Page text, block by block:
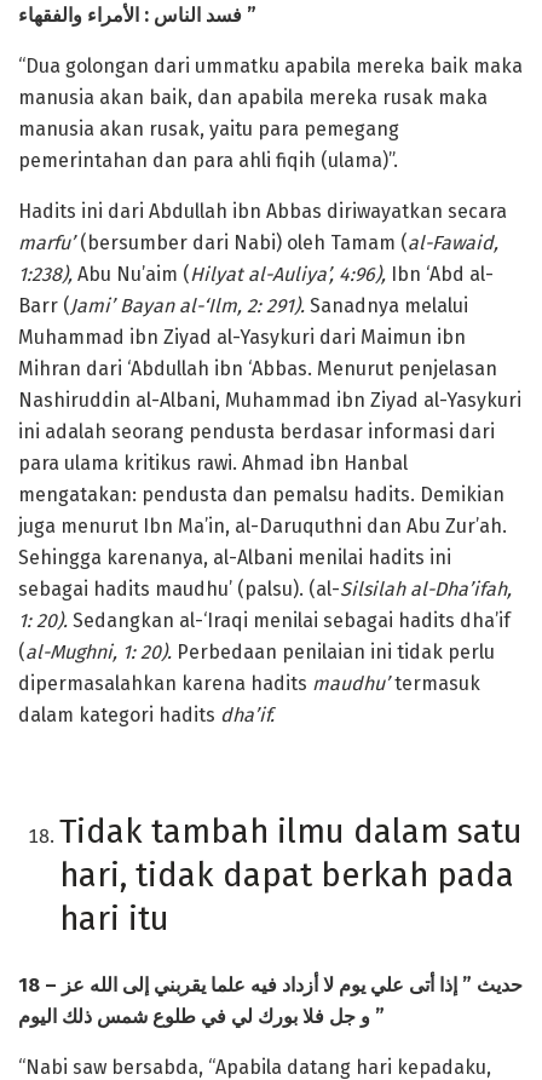
فسد الناس : الأمراء والفقهاء ”
“Dua golongan dari ummatku apabila mereka baik maka
manusia akan baik, dan apabila mereka rusak maka
manusia akan rusak, yaitu para pemegang
pemerintahan dan para ahli fiqih (ulama)”.
Hadits ini dari Abdullah ibn Abbas diriwayatkan secara
marfu’(bersumber dari Nabi) oleh Tamam (al-Fawaid,
1:238), Abu Nu’aim (Hilyat al-Auliya’, 4:96),
Ibn ‘Abd al-
Barr (Jami’ Bayan al-‘Ilm, 2: 291). Sanadnya melalui
Muhammad ibn Ziyad al-Yasykuri dari Maimun ibn
Mihran dari ‘Abdullah ibn ‘Abbas. Menurut penjelasan
Nashiruddin al-Albani, Muhammad ibn Ziyad al-Yasykuri
ini adalah seorang pendusta berdasar informasi dari
para ulama kritikus rawi. Ahmad ibn Hanbal
mengatakan: pendusta dan pemalsu hadits. Demikian
juga menurut Ibn Ma’in, al-Daruquthni dan Abu Zur’ah.
Sehingga karenanya, al-Albani menilai hadits ini
sebagai hadits maudhu’ (palsu). (al-Silsilah al-Dha’ifah,
1: 20). Sedangkan al-‘Iraqi menilai sebagai hadits dha’if
(al-Mughni, 1: 20). Perbedaan penilaian ini tidak perlu
dipermasalahkan karena hadits maudhu’termasuk
dalam kategori hadits dha’if.
Tidak tambah ilmu dalam satu
hari, tidak dapat berkah pada
hari itu
18 – حديث ” إذا أتى علي يوم لا أزداد فيه علما يقربني إلى الله عز
و جل فلا بورك لي في طلوع شمس ذلك اليوم ”
“Nabi saw bersabda, “Apabila datang hari kepadaku,